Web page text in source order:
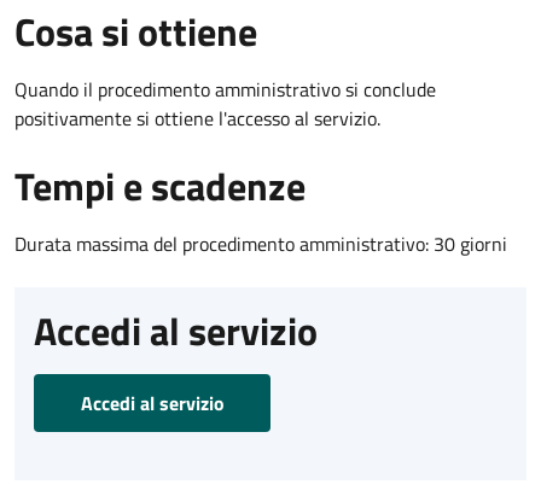
Cosa si ottiene
Quando il procedimento amministrativo si conclude
positivamente si ottiene l'accesso al servizio.
Tempi e scadenze
Durata massima del procedimento amministrativo: 30 giorni
Accedi al servizio
Accedi al servizio